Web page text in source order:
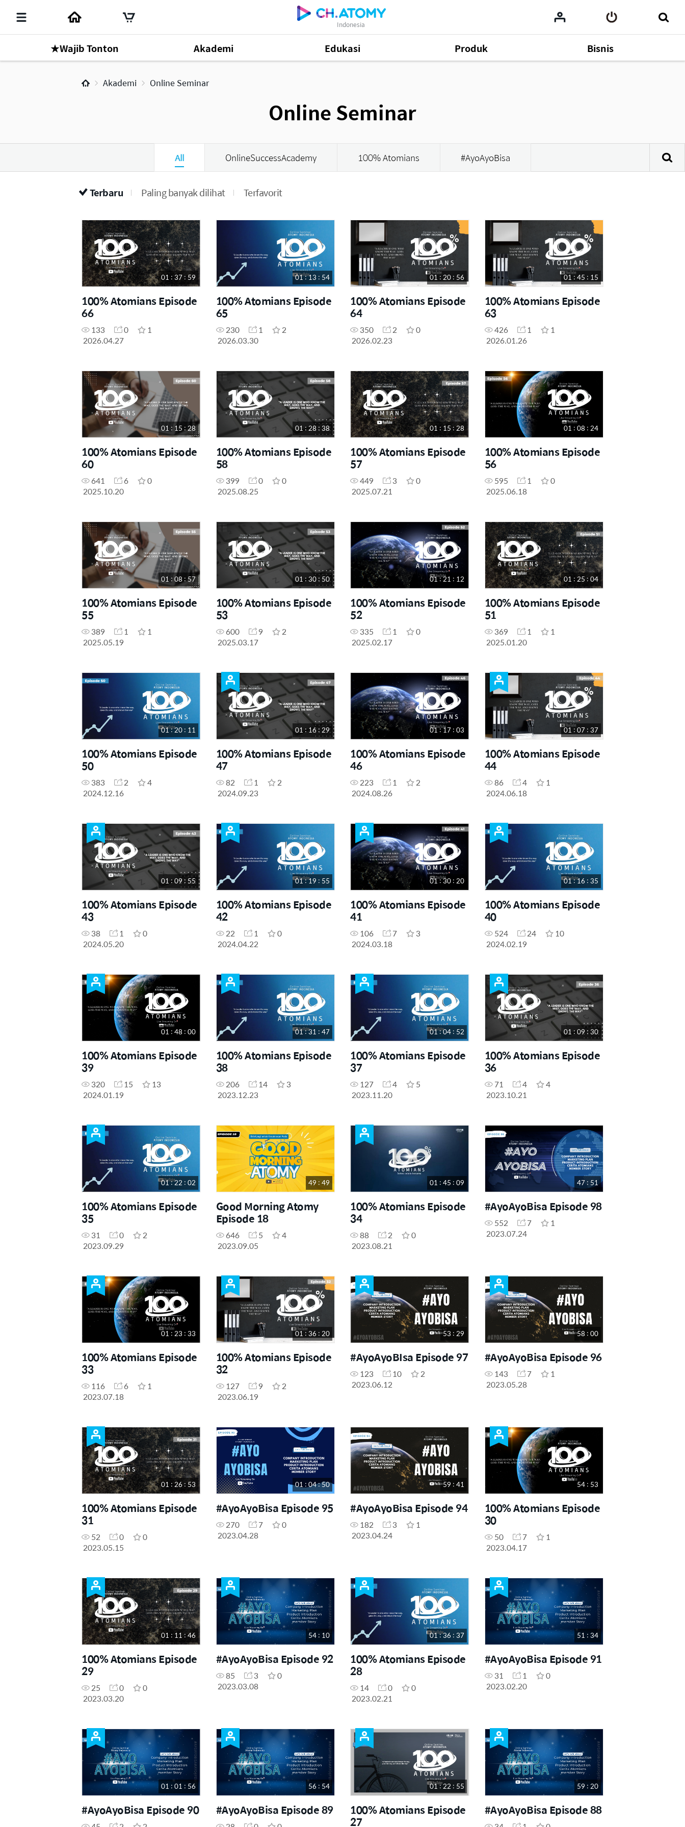
Indonesia
★Wajib Tonton Akademi
Mr. Park Han Gill
Online Seminar
Edukasi
Informasi Produk 505
Mastership Promotion252
Produk Bisnis
Akademi Online Seminar
Online Seminar
All OnlineSuccessAcademy 100% Atomians #AyoAyoBisa
Terbaru Paling banyak dilihat Terfavorit
01 : 37 : 59
100% Atomians Episode
66
133 0
1
2026.04.27
01 : 13 : 54
100% Atomians Episode
65
230 1
2
2026.03.30
01 : 20 : 56
100% Atomians Episode
64
350 2
0
2026.02.23
01 : 45 : 15
100% Atomians Episode
63
426 1
1
2026.01.26
01 : 15 : 28
100% Atomians Episode
60
641 6
0
2025.10.20
01 : 28 : 38
100% Atomians Episode
58
399 0
0
2025.08.25
01 : 15 : 28
100% Atomians Episode
57
449 3
0
2025.07.21
01 : 08 : 24
100% Atomians Episode
56
595 1
0
2025.06.18
01 : 08 : 57
100% Atomians Episode
55
389 1
1
2025.05.19
01 : 30 : 50
100% Atomians Episode
53
600 9
2
2025.03.17
01 : 21 : 12
100% Atomians Episode
52
335 1
0
2025.02.17
01 : 25 : 04
100% Atomians Episode
51
369 1
1
2025.01.20
01 : 20 : 11
100% Atomians Episode
50
383 2
4
2024.12.16
01 : 16 : 29
100% Atomians Episode
47
82 1
2
2024.09.23
01 : 17 : 03
100% Atomians Episode
46
223 1
2
2024.08.26
01 : 07 : 37
100% Atomians Episode
44
86 4
1
2024.06.18
01 : 09 : 55
100% Atomians Episode
43
38 1
0
2024.05.20
01 : 19 : 55
100% Atomians Episode
42
22 1
0
2024.04.22
01 : 30 : 20
100% Atomians Episode
41
106 7
3
2024.03.18
01 : 16 : 35
100% Atomians Episode
40
524 24
10
2024.02.19
01 : 48 : 00
100% Atomians Episode
39
320 15
13
2024.01.19
01 : 31 : 47
100% Atomians Episode
38
206 14
3
2023.12.23
01 : 04 : 52
100% Atomians Episode
37
127 4
5
2023.11.20
01 : 09 : 30
100% Atomians Episode
36
71 4
4
2023.10.21
01 : 22 : 02
100% Atomians Episode
35
31 0
2
2023.09.29
49 : 49
Good Morning Atomy
Episode 18
646 5
4
2023.09.05
01 : 45 : 09
100% Atomians Episode
34
88 2
0
2023.08.21
47 : 51
#AyoAyoBisa Episode 98
552 7
1
2023.07.24
01 : 23 : 33
100% Atomians Episode
33
116 6
1
2023.07.18
01 : 36 : 20
100% Atomians Episode
32
127 9
2
2023.06.19
53 : 29
#AyoAyoBIsa Episode 97
123 10
2
2023.06.12
58 : 00
#AyoAyoBisa Episode 96
143 7
1
2023.05.28
01 : 26 : 53
100% Atomians Episode
31
52 0
0
2023.05.15
01 : 04 : 50
#AyoAyoBisa Episode 95
270 7
0
2023.04.28
59 : 41
#AyoAyoBisa Episode 94
182 3
1
2023.04.24
54 : 53
100% Atomians Episode
30
50 7
1
2023.04.17
01 : 11 : 46
100% Atomians Episode
29
25 0
0
2023.03.20
54 : 10
#AyoAyoBisa Episode 92
85 3
0
2023.03.08
01 : 36 : 37
100% Atomians Episode
28
14 0
0
2023.02.21
51 : 34
#AyoAyoBisa Episode 91
31 1
0
2023.02.20
01 : 01 : 56
#AyoAyoBisa Episode 90
56 : 54
#AyoAyoBisa Episode 89
01 : 22 : 55
100% Atomians Episode
27
59 : 20
#AyoAyoBisa Episode 88